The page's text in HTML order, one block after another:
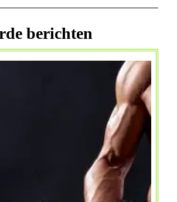
bericht
bericht
berichten